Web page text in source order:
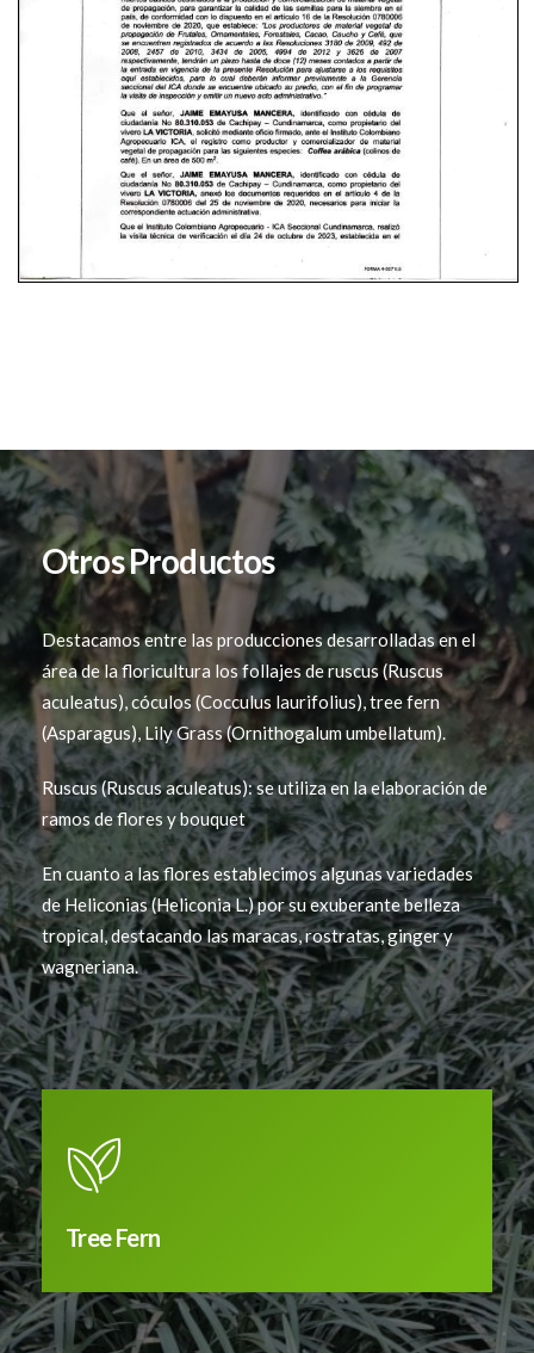
Otros Productos
Destacamos entre las producciones desarrolladas en el
área de la floricultura los follajes de ruscus (Ruscus
aculeatus), cóculos (Cocculus laurifolius), tree fern
(Asparagus), Lily Grass (Ornithogalum umbellatum).
Ruscus (Ruscus aculeatus): se utiliza en la elaboración de
ramos de flores y bouquet
En cuanto a las flores establecimos algunas variedades
de Heliconias (Heliconia L.) por su exuberante belleza
tropical, destacando las maracas, rostratas, ginger y
wagneriana.
Tree Fern